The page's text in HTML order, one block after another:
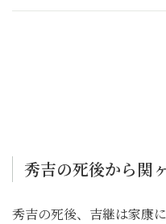
秀吉の死後から関
秀吉の死後、吉継は家康